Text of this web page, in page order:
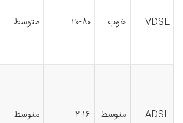
VDSL خوب ۲۰-۸۰ متوسط
ADSL متوسط ۲-۱۶ متوسط